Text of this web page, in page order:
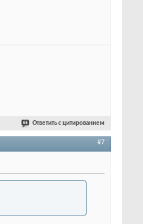
Ответить с цитированием
#7